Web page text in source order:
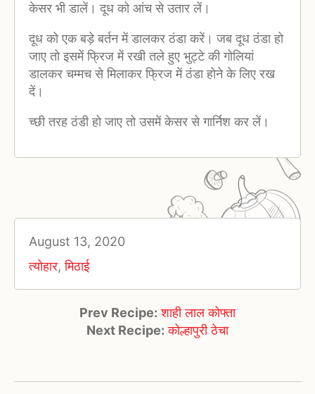
केसर भी डालें। दूध को आंच से उतार लें।
दूध को एक बड़े बर्तन में डालकर ठंडा करें। जब दूध ठंडा हो
जाए तो इसमें फ्रिज में रखी तले हुए भुट्टे की गोलियां
डालकर चम्मच से मिलाकर फ्रिज में ठंडा होने के लिए रख
दें।
च्छी तरह ठंडी हो जाए तो उसमें केसर से गार्निश कर लें।
August 13, 2020
त्योहार,मिठाई
Prev Recipe: शाही लाल कोफ्ता
Next Recipe: कोल्हापुरी ठेचा